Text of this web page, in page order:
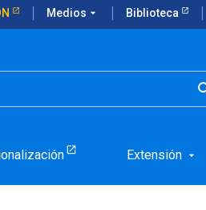
Medios arrow_drop_down Biblioteca
Extensión arrow_drop_down
central